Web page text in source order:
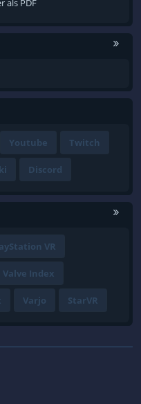
als PDF
Youtube Twitch
Discord
VR
Valve Index
Varjo StarVR